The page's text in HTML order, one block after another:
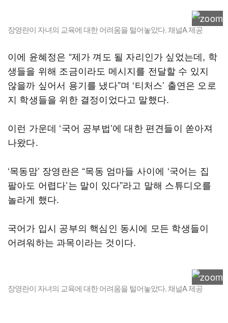
장영란이 자녀의 교육에 대한 어려움을 털어놓았다. 채널A 제공
이에 윤혜정은 “제가 껴도 될 자리인가 싶었는데, 학
생들을 위해 조금이라도 메시지를 전달할 수 있지
않을까 싶어서 용기를 냈다”며 ‘티처스’ 출연은 오로
지 학생들을 위한 결정이었다고 말했다.
이런 가운데 ‘국어 공부법’에 대한 편견들이 쏟아져
나왔다.
‘목동맘’ 장영란은 “목동 엄마들 사이에 ‘국어는 집
팔아도 어렵다’는 말이 있다”라고 말해 스튜디오를
놀라게 했다.
국어가 입시 공부의 핵심인 동시에 모든 학생들이
어려워하는 과목이라는 것이다.
장영란이 자녀의 교육에 대한 어려움을 털어놓았다. 채널A 제공